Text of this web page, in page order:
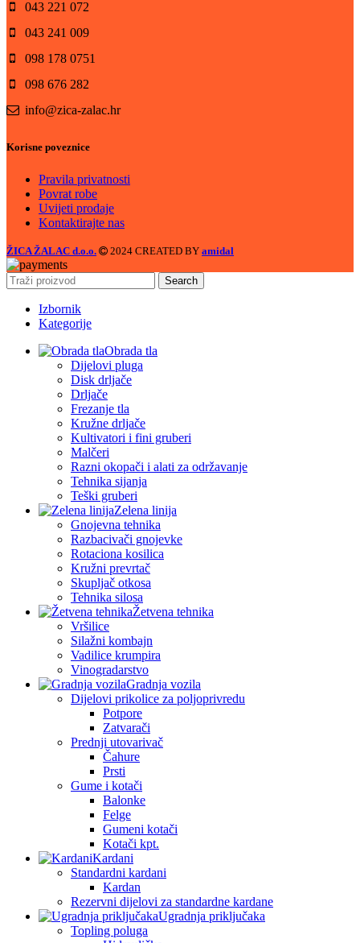
043 221 072
043 241 009
098 178 0751
098 676 282
info@zica-zalac.hr
Korisne poveznice
Pravila privatnosti
Povrat robe
Uvijeti prodaje
Kontaktirajte nas
ŽICA ŽALAC d.o.o. 2024 CREATED BY amidal
Search
Izbornik
Kategorije
Obrada tla
Dijelovi pluga
Disk drljače
Drljače
Frezanje tla
Kružne drljače
Kultivatori i fini gruberi
Malčeri
Razni okopači i alati za održavanje
Tehnika sijanja
Teški gruberi
Zelena linija
Gnojevna tehnika
Razbacivači gnojevke
Rotaciona kosilica
Kružni prevrtač
Skupljač otkosa
Tehnika silosa
Žetvena tehnika
Vršilice
Silažni kombajn
Vadilice krumpira
Vinogradarstvo
Gradnja vozila
Dijelovi prikolice za poljoprivredu
Potpore
Zatvarači
Prednji utovarivač
Čahure
Prsti
Gume i kotači
Balonke
Felge
Gumeni kotači
Kotači kpt.
Kardani
Standardni kardani
Kardan
Rezervni dijelovi za standardne kardane
Ugradnja priključaka
Topling poluga